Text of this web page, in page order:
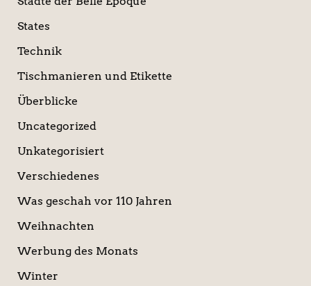
States
Technik
Tischmanieren und Etikette
Überblicke
Uncategorized
Unkategorisiert
Verschiedenes
Was geschah vor 110 Jahren
Weihnachten
Werbung des Monats
Winter